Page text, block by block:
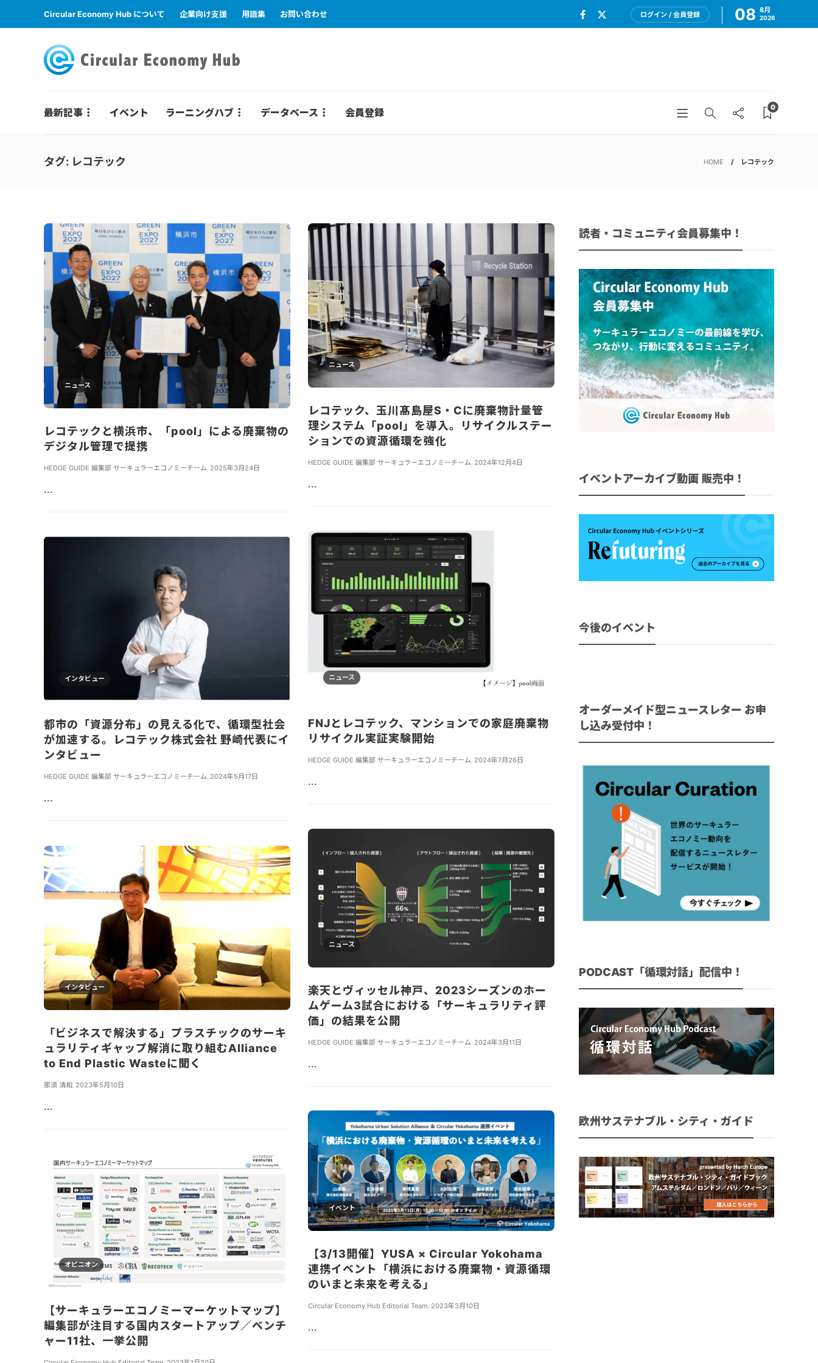
Circular Economy Hub について 企業向け支援 用語集 お問い合わせ ログイン / 会員登録 08 8月
2026
最新記事 イベント ラーニングハブ データベース 会員登録 0
タグ: レコテック HOME レコテック
ニュース
レコテックと横浜市、「pool」による廃棄物の
デジタル管理で提携
HEDGE GUIDE 編集部 サーキュラーエコノミーチーム 2025年3月24日
...
ニュース
レコテック、玉川髙島屋S・Cに廃棄物計量管
理システム「pool」を導入。リサイクルステー
ションでの資源循環を強化
HEDGE GUIDE 編集部 サーキュラーエコノミーチーム 2024年12月4日
...
ニュース
FNJとレコテック、マンションでの家庭廃棄物
リサイクル実証実験開始
HEDGE GUIDE 編集部 サーキュラーエコノミーチーム 2024年7月26日
...
インタビュー
都市の「資源分布」の見える化で、循環型社会
が加速する。レコテック株式会社 野崎代表にイ
ンタビュー
HEDGE GUIDE 編集部 サーキュラーエコノミーチーム, 2024年5月17日
...
ニュース
楽天とヴィッセル神戸、2023シーズンのホー
ムゲーム3試合における「サーキュラリティ評
価」の結果を公開
HEDGE GUIDE 編集部 サーキュラーエコノミーチーム 2024年3月11日
...
インタビュー
「ビジネスで解決する」プラスチックのサーキ
ュラリティギャップ解消に取り組むAlliance
to End Plastic Wasteに聞く
那須 清和 2023年5月10日
...
イベント
【3/13開催】YUSA × Circular Yokohama
連携イベント「横浜における廃棄物・資源循環
のいまと未来を考える」
Circular Economy Hub Editorial Team 2023年3月10日
...
オピニオン
【サーキュラーエコノミーマーケットマップ】
編集部が注目する国内スタートアップ／ベンチ
ャー11社、一挙公開
読者・コミュニティ会員募集中！
イベントアーカイブ動画 販売中！
今後のイベント
オーダーメイド型ニュースレター お申
し込み受付中！
PODCAST「循環対話」配信中！
欧州サステナブル・シティ・ガイド